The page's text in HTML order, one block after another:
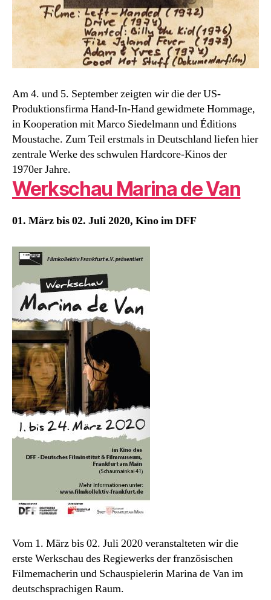
Am 4. und 5. September zeigten wir die der US-
Produktionsfirma Hand-In-Hand gewidmete Hommage,
in Kooperation mit Marco Siedelmann und Éditions
Moustache. Zum Teil erstmals in Deutschland liefen hier
zentrale Werke des schwulen Hardcore-Kinos der
1970er Jahre.
Werkschau Marina de Van
01. März bis 02. Juli 2020, Kino im DFF
Vom 1. März bis 02. Juli 2020 veranstalteten wir die
erste Werkschau des Regiewerks der französischen
Filmemacherin und Schauspielerin Marina de Van im
deutschsprachigen Raum.